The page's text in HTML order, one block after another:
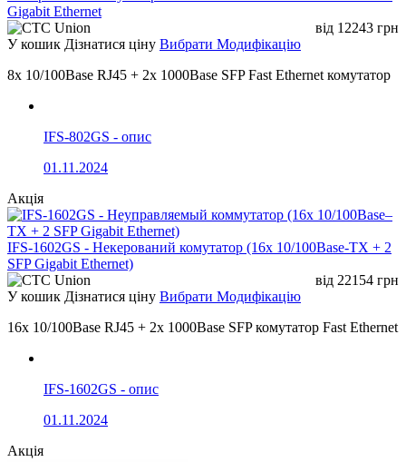
Gigabit Ethernet
від 12243 грн
У кошик Дізнатися ціну Вибрати Модифікацію
8x 10/100Base RJ45 + 2x 1000Base SFP Fast Ethernet комутатор
IFS-802GS - опис
01.11.2024
Акція
IFS-1602GS - Некерований комутатор (16x 10/100Base-TX + 2
SFP Gigabit Ethernet)
від 22154 грн
У кошик Дізнатися ціну Вибрати Модифікацію
16x 10/100Base RJ45 + 2x 1000Base SFP комутатор Fast Ethernet
IFS-1602GS - опис
01.11.2024
Акція